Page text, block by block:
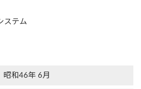
ステム
昭和46年 6月